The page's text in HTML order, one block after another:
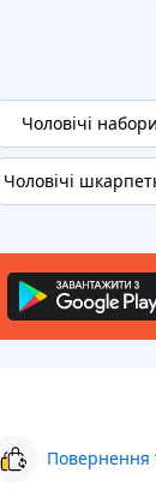
Чоловічі
Чоловічі
Повернення